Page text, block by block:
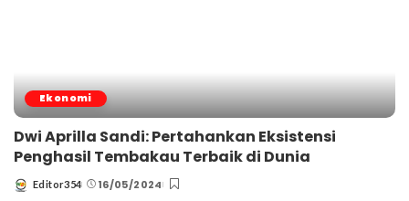
Ekonomi
Dwi Aprilla Sandi: Pertahankan Eksistensi
Penghasil Tembakau Terbaik di Dunia
Posted
Editor354 16/05/2024